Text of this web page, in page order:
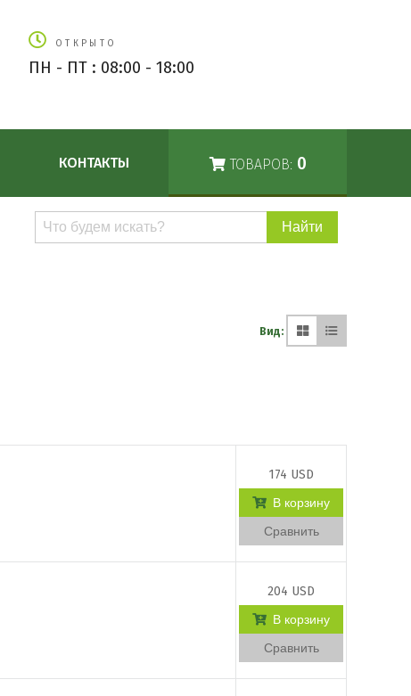
ОТКРЫТО
ПН - ПТ : 08:00 - 18:00
КОНТАКТЫ ТОВАРОВ: 0
Поиск
каталогу
Вид:
174 USD
В корзину
Сравнить
204 USD
В корзину
Сравнить